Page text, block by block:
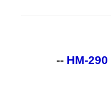
-- HM-290